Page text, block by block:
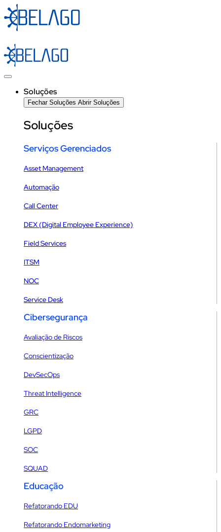
Ir
para
Soluções
Fechar Soluções Abrir Soluções
Soluções
Serviços Gerenciados
Asset Management
Automação
Call Center
DEX (Digital Employee Experience)
Field Services
ITSM
NOC
Service Desk
Cibersegurança
Avaliação de Riscos
Conscientização
DevSecOps
Threat Intelligence
GRC
LGPD
SOC
SQUAD
Educação
Refatorando EDU
Refatorando Endomarketing